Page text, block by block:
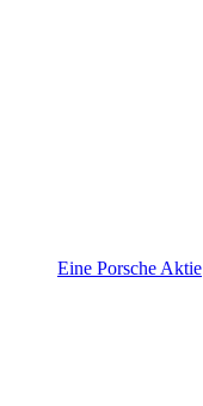
Eine Porsche Aktie